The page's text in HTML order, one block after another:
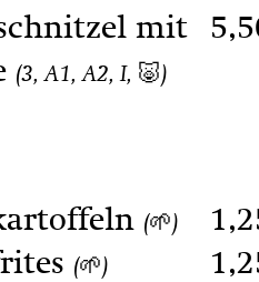
mit
(3, A1, A2, I, 🐷)
(🌱)
(🌱)